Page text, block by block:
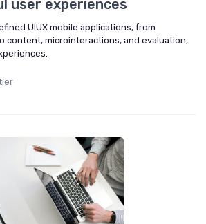
user experiences
UIUX mobile applications, from
content, microinteractions, and evaluation,